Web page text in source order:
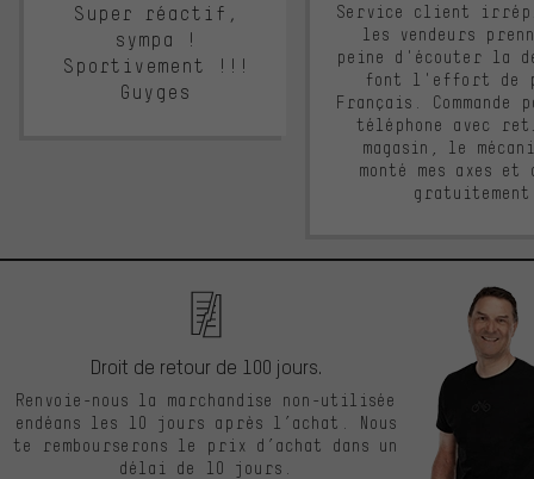
Super réactif,
sympa !
Sportivement !!!
Guyges
Service client
les vendeurs
peine d'écouter la
font l'effort de
Français. Commande
téléphone avec
magasin, le
monté mes axes et
Droit de retour de 100 jours.
Renvoie-nous la marchandise non-utilisée
endéans les 10 jours après l’achat. Nous
te rembourserons le prix d’achat dans un
délai de 10 jours.